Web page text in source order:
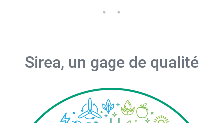
Sirea, un gage de qualité